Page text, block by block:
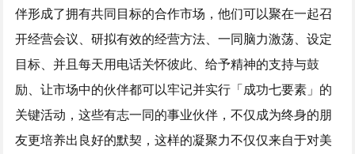
伴形成了拥有共同目标的合作市场，他们可以聚在一起召
开经营会议、研拟有效的经营方法、一同脑力激荡、设定
目标、并且每天用电话关怀彼此、给予精神的支持与鼓
励、让市场中的伙伴都可以牢记并实行「成功七要素」的
关键活动，这些有志一同的事业伙伴，不仅成为终身的朋
友更培养出良好的默契，这样的凝聚力不仅仅来自于对美